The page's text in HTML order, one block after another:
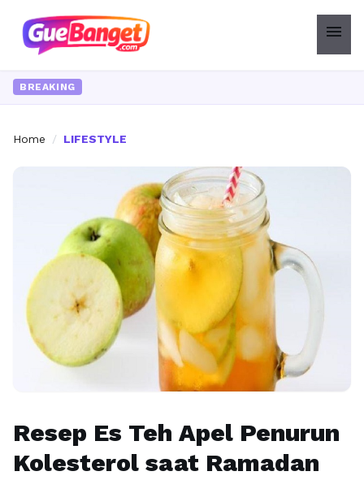
menu
BREAKING
Home / LIFESTYLE
Resep Es Teh Apel Penurun
Kolesterol saat Ramadan